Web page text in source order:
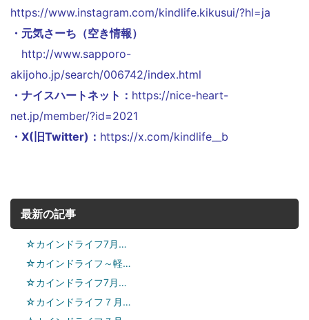
https://www.instagram.com/kindlife.kikusui/?hl=ja
・元気さーち（空き情報）
http://www.sapporo-
akijoho.jp/search/006742/index.html
・ナイスハートネット： https://nice-heart-
net.jp/member/?id=2021
・X(旧Twitter)： https://x.com/kindlife__b
最新の記事
☆カインドライフ7月…
☆カインドライフ～軽…
☆カインドライフ7月…
☆カインドライフ７月…